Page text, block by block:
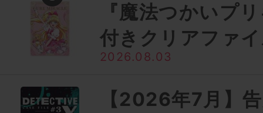
『魔法つかいプ
付きクリアファ
2026.08.03
【2026年7月】